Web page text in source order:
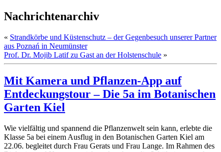
Nachrichtenarchiv
« Strandkörbe und Küstenschutz – der Gegenbesuch unserer Partner
aus Poznań in Neumünster
Prof. Dr. Mojib Latif zu Gast an der Holstenschule »
Mit Kamera und Pflanzen-App auf
Entdeckungstour – Die 5a im Botanischen
Garten Kiel
Wie vielfältig und spannend die Pflanzenwelt sein kann, erlebte die
Klasse 5a bei einem Ausflug in den Botanischen Garten Kiel am
22.06. begleitet durch Frau Gerats und Frau Lange. Im Rahmen des